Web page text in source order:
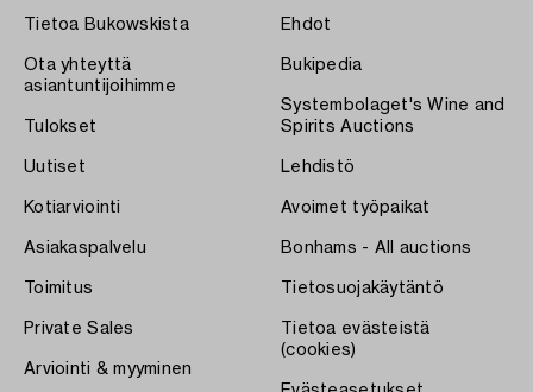
Tietoa Bukowskista
Ota yhteyttä
asiantuntijoihimme
Tulokset
Uutiset
Kotiarviointi
Asiakaspalvelu
Toimitus
Private Sales
Arviointi & myyminen
Ehdot
Bukipedia
Systembolaget's Wine and
Spirits Auctions
Lehdistö
Avoimet työpaikat
Bonhams - All auctions
Tietosuojakäytäntö
Tietoa evästeistä
(cookies)